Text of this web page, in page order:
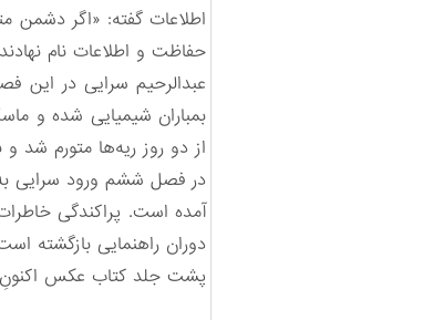
حفاظت و اطلاعات نام
بمباران شیمیایی شده و
از دو روز ریه‌ها متورم شد
آمده است. پراکندگی
دوران راهنمایی بازگشته است؛ یا
پشت جلد کتاب عکس اکنونِ